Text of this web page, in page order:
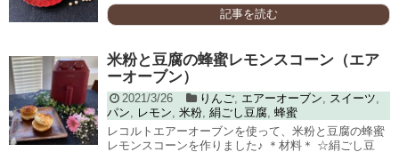
記事を読む
米粉と豆腐の蜂蜜レモンスコーン（エア
ーオーブン）
2021/3/26 りんご, エアーオーブン, スイーツ,
パン, レモン, 米粉, 絹ごし豆腐, 蜂蜜
レコルトエアーオーブンを使って、米粉と豆腐の蜂蜜
レモンスコーンを作りました♪ ＊材料＊ ☆絹ごし豆